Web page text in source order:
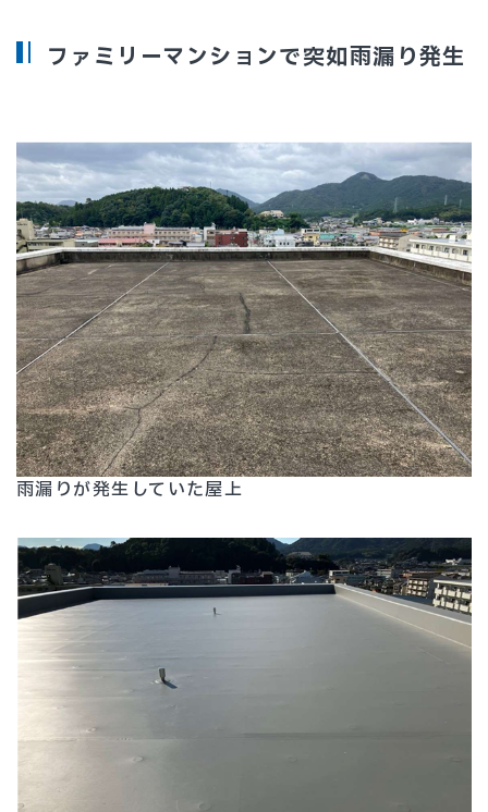
ファミリーマンションで突如雨漏り発生
雨漏りが発生していた屋上